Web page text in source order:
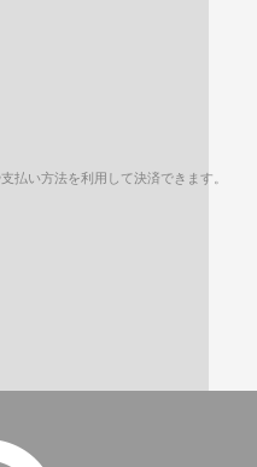
払い方法を利用して決済できます。